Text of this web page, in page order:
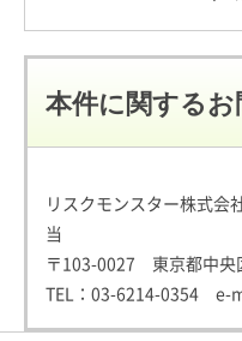
本件に関する
リスクモンスター株式
当
〒103-0027 東京都中央
TEL： 03-6214-0354 e-